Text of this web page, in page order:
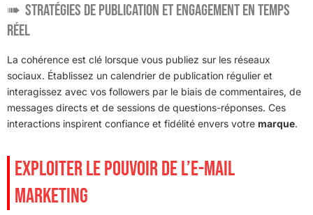
Stratégies de publication et engagement en temps
réel
La cohérence est clé lorsque vous publiez sur les réseaux
sociaux. Établissez un calendrier de publication régulier et
interagissez avec vos followers par le biais de commentaires, de
messages directs et de sessions de questions-réponses. Ces
interactions inspirent confiance et fidélité envers votre marque.
EXPLOITER LE POUVOIR DE L’E-MAIL
MARKETING